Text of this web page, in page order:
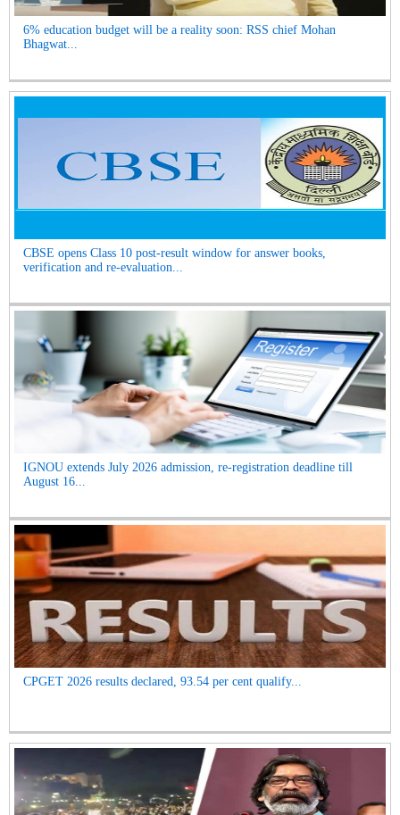
6% education budget will be a reality soon: RSS chief Mohan
Bhagwat...
CBSE opens Class 10 post-result window for answer books,
verification and re-evaluation...
IGNOU extends July 2026 admission, re-registration deadline till
August 16...
CPGET 2026 results declared, 93.54 per cent qualify...